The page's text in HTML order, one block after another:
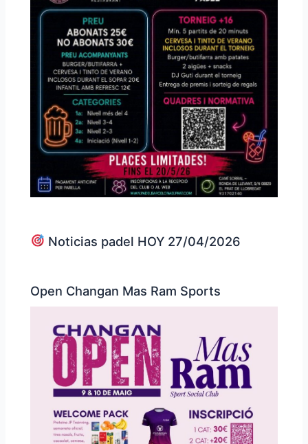
Noticias padel HOY 27/04/2026
Open Changan Mas Ram Sports